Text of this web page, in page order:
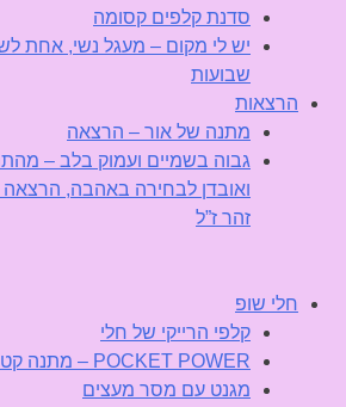
סדנת קלפים קסומה
יש לי מקום – מעגל נשי, אחת
שבועות
הרצאות
מתנה של אור – הרצאה
גבוה בשמיים ועמוק בלב –
ואובדן לבחירה באהבה, הרצאה
זהר ז”ל
חלי שופ
קלפי הרייקי של חלי
POCKET POWER – מתנה קטנה גדולה
מגנט עם מסר מעצים